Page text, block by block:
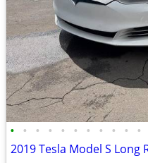
• • • • • • • • • • •
2019 Tesla Model S Long